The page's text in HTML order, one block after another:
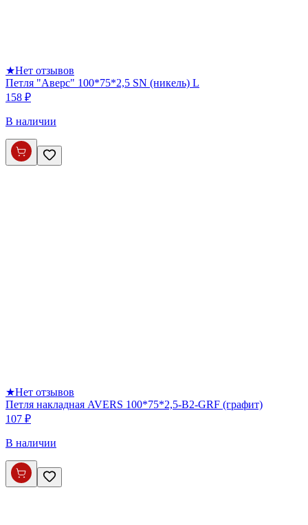
★Нет отзывов
Петля "Аверс" 100*75*2,5 SN (никель) L
158 ₽
В наличии
★Нет отзывов
Петля накладная AVERS 100*75*2,5-B2-GRF (графит)
107 ₽
В наличии